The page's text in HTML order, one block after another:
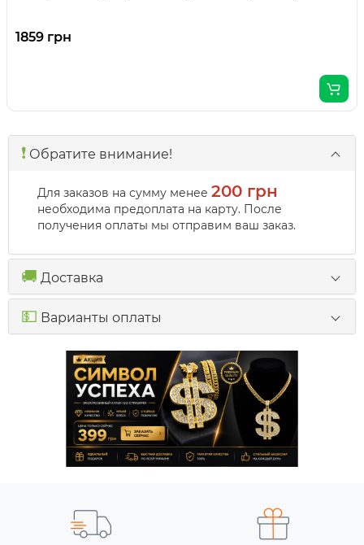
1859 грн
❗️ Обратите внимание!
Для заказов на сумму менее 200 грн
необходима предоплата на карту. После
получения оплаты мы отправим ваш заказ.
🚚 Доставка
💵 Варианты оплаты